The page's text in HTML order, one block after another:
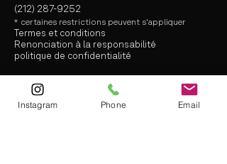
(212) 287-9252
* certaines restrictions peuvent s'appliquer
Termes et conditions
Renonciation à la responsabilité
politique de confidentialité
info@thelimitfit.com
(212) 287-9252
Instagram Phone Email